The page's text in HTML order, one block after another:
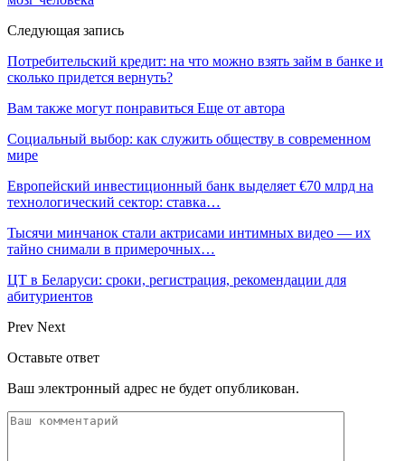
Следующая запись
Потребительский кредит: на что можно взять займ в банке и
сколько придется вернуть?
Вам также могут понравиться Еще от автора
Социальный выбор: как служить обществу в современном
мире
Европейский инвестиционный банк выделяет €70 млрд на
технологический сектор: ставка…
Тысячи минчанок стали актрисами интимных видео — их
тайно снимали в примерочных…
ЦТ в Беларуси: сроки, регистрация, рекомендации для
абитуриентов
Prev Next
Оставьте ответ
Ваш электронный адрес не будет опубликован.